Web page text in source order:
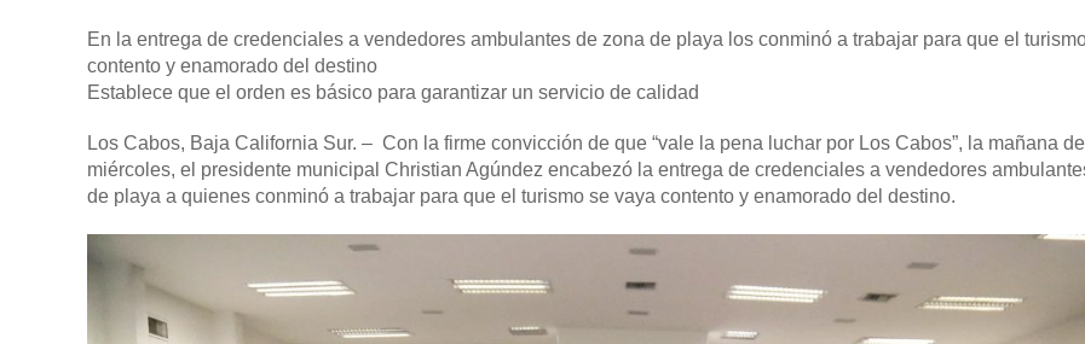
En la entrega de credenciales a vendedores ambulantes de zona de playa los conminó a trabajar para que el
contento y enamorado del destino
Establece que el orden es básico para garantizar un servicio de calidad
Los Cabos, Baja California Sur. – Con la firme convicción de que “vale la pena luchar por Los Cabos”, la mañana
miércoles, el presidente municipal Christian Agúndez encabezó la entrega de credenciales a vendedores
de playa a quienes conminó a trabajar para que el turismo se vaya contento y enamorado del destino.